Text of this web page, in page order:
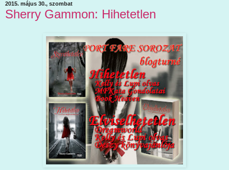
2015. május 30., szombat
Sherry Gammon: Hihetetlen